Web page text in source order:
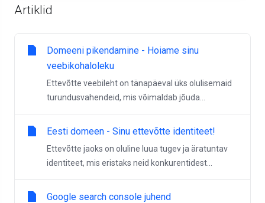
Artiklid
Domeeni pikendamine - Hoiame sinu
veebikohaloleku
Ettevõtte veebileht on tänapäeval üks olulisemaid
turundusvahendeid, mis võimaldab jõuda...
Eesti domeen - Sinu ettevõtte identiteet!
Ettevõtte jaoks on oluline luua tugev ja äratuntav
identiteet, mis eristaks neid konkurentidest...
Google search console juhend